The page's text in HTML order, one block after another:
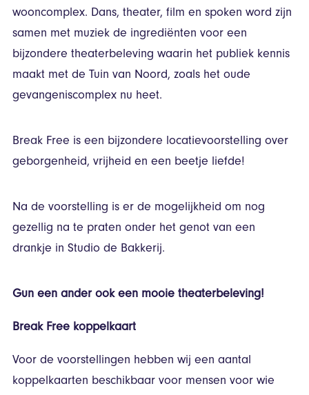
wooncomplex. Dans, theater, film en spoken word zijn
samen met muziek de ingrediënten voor een
bijzondere theaterbeleving waarin het publiek kennis
maakt met de Tuin van Noord, zoals het oude
gevangeniscomplex nu heet.
Break Free is een bijzondere locatievoorstelling over
geborgenheid, vrijheid en een beetje liefde!
Na de voorstelling is er de mogelijkheid om nog
gezellig na te praten onder het genot van een
drankje in Studio de Bakkerij.
Gun een ander ook een mooie theaterbeleving!
Break Free koppelkaart
Voor de voorstellingen hebben wij een aantal
koppelkaarten beschikbaar voor mensen voor wie